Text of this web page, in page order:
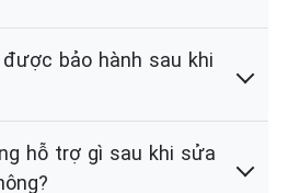
bảo hành sau khi
hỗ trợ gì sau khi sửa